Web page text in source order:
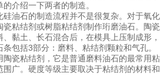
介绍一下两者的制造。
油石的制造流程并不是很复杂。对于氧化
粘结剂或树脂粘结剂制作珩磨油石。陶瓷
黏土、长石混合后，在模具上压制成形，
包括3部分：磨料、粘结剂颗粒和气孔。
瓷粘结剂，它是普通磨料油石的最常用粘
广。硬度等级主要取决于粘结剂的材料和